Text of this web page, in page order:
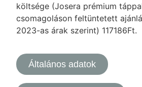
költsége (Josera prémium
csomagoláson feltüntetett
2023-as árak szerint) 117186Ft.
Általános adatok